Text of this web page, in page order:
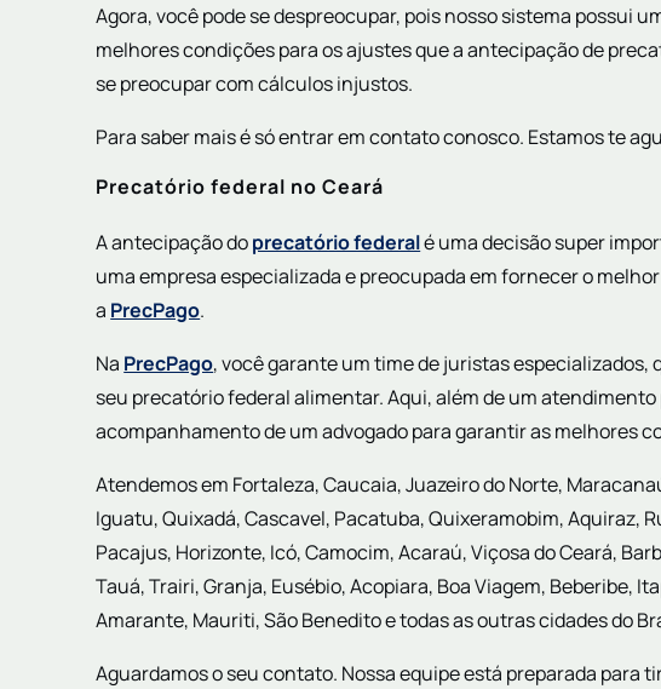
Agora, você pode se despreocupar, pois nosso sistema possui
melhores condições para os ajustes que a antecipação de
se preocupar com cálculos injustos.
Para saber mais é só entrar em contato conosco. Estamos te
Precatório federal no Ceará
A antecipação doprecatório federalé uma decisão super
uma empresa especializada e preocupada em fornecer o
a PrecPago.
Na PrecPago, você garante um time de juristas
seu precatório federal alimentar. Aqui, além de um
acompanhamento de um advogado para garantir as melhores
Atendemos em Fortaleza, Caucaia, Juazeiro do Norte,
Iguatu, Quixadá, Cascavel, Pacatuba, Quixeramobim, Aquiraz,
Pacajus, Horizonte, Icó, Camocim, Acaraú, Viçosa do Ceará,
Tauá, Trairi, Granja, Eusébio, Acopiara, Boa Viagem, Beberibe,
Amarante, Mauriti, São Benedito e todas as outras cidades do
Aguardamos o seu contato. Nossa equipe está preparada para